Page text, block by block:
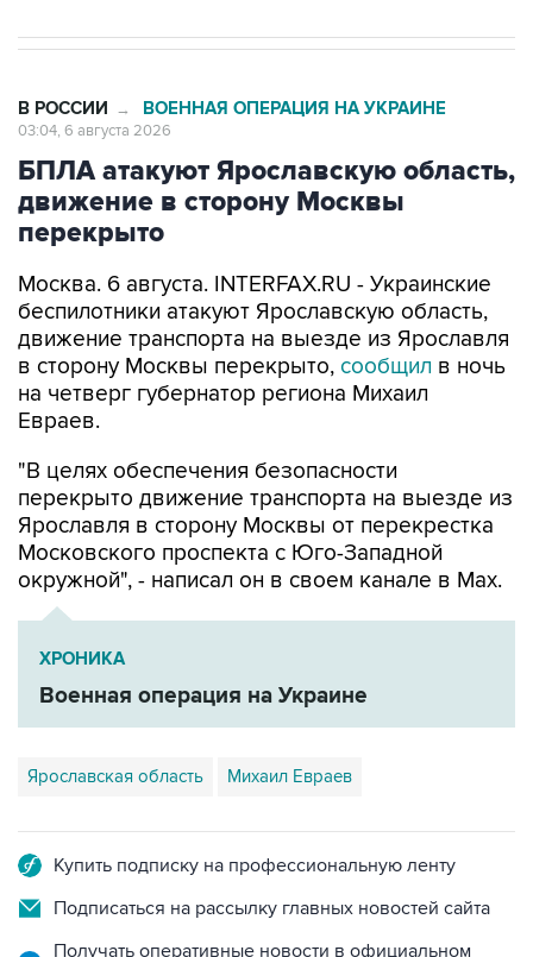
В РОССИИ → ВОЕННАЯ ОПЕРАЦИЯ НА УКРАИНЕ
03:04, 6 августа 2026
БПЛА атакуют Ярославскую область,
движение в сторону Москвы
перекрыто
Москва. 6 августа. INTERFAX.RU - Украинские
беспилотники атакуют Ярославскую область,
движение транспорта на выезде из Ярославля
в сторону Москвы перекрыто, сообщил в ночь
на четверг губернатор региона Михаил
Евраев.
"В целях обеспечения безопасности
перекрыто движение транспорта на выезде из
Ярославля в сторону Москвы от перекрестка
Московского проспекта с Юго-Западной
окружной", - написал он в своем канале в Мах.
ХРОНИКА
Военная операция на Украине
Ярославская область Михаил Евраев
Купить подписку на профессиональную ленту
Подписаться на рассылку главных новостей сайта
Получать оперативные новости в официальном